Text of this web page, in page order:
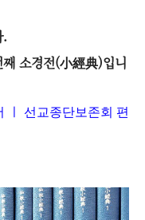
.
소경전(小經典)입니
ㅣ 선교종단보존회 편